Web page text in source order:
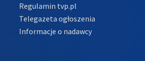
Regulamin tvp.pl
Telegazeta ogłoszenia
Informacje o nadawcy